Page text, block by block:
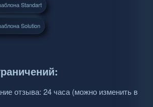
Standart
Solution
отзыва: 24 часа (можно изменить в